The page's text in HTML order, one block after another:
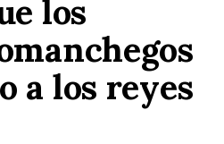
los
a los reyes